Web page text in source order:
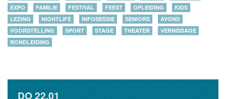
EXPO
FAMILIE FESTIVAL FEEST OPLEIDING
KIDS
LEZING
NIGHTLIFE INFOSESSIE SENIORS
AVOND
VOORSTELLING
SPORT STAGE THEATER
VERNISSAGE
RONDLEIDING
DO22.01